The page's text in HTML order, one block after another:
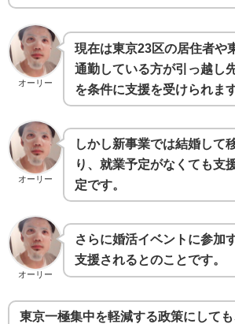
オーリー
現在は東京23区の居住者や
通勤している方が引っ越し
を条件に支援を受けられます
オーリー
しかし新事業では結婚して
り、就業予定がなくても支
定です。
オーリー
さらに婚活イベントに参加
支援されるとのことです。
東京一極集中を軽減する政策にして